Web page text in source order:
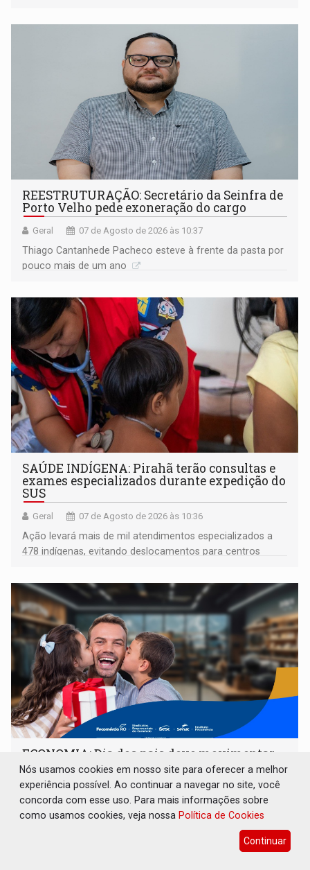
REESTRUTURAÇÃO: Secretário da Seinfra de
Porto Velho pede exoneração do cargo
Geral 07 de Agosto de 2026 às 10:37
Thiago Cantanhede Pacheco esteve à frente da pasta por
pouco mais de um ano
SAÚDE INDÍGENA: Pirahã terão consultas e
exames especializados durante expedição do
SUS
Geral 07 de Agosto de 2026 às 10:36
Ação levará mais de mil atendimentos especializados a
478 indígenas, evitando deslocamentos para centros
ECONOMIA: Dia dos pais deve movimentar
R$ 8,5 bilhões e RO projeta alta de 8,8%
Geral 07 de Agosto de 2026 às 10:10
Data comemorativa se consolida como a quarta mais
relevante do calendário varejista, impulsionada pelo menor
desemprego em 14 anos e pela recuperação da renda
Nós usamos cookies em nosso site para oferecer a melhor
experiência possível. Ao continuar a navegar no site, você
concorda com esse uso. Para mais informações sobre
como usamos cookies, veja nossa Política de Cookies
Continuar